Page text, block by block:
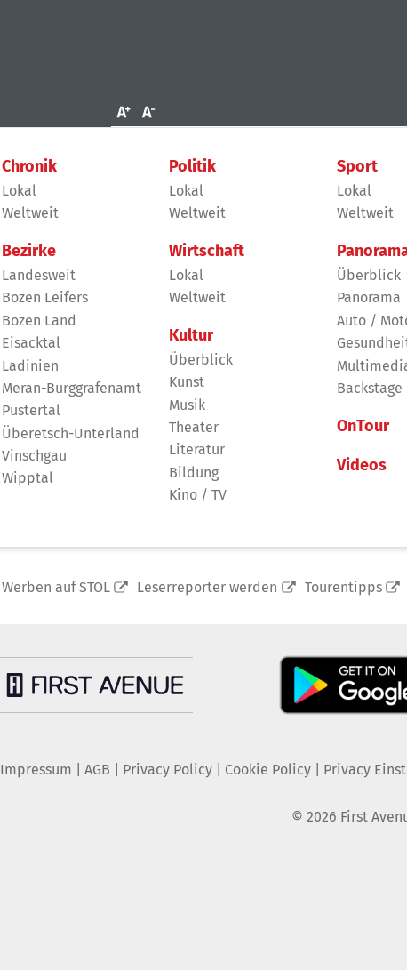
Chronik
Lokal
Weltweit
Bezirke
Landesweit
Bozen Leifers
Bozen Land
Eisacktal
Ladinien
Meran-Burggrafenamt
Pustertal
Überetsch-Unterland
Vinschgau
Wipptal
Politik
Lokal
Weltweit
Wirtschaft
Lokal
Weltweit
Kultur
Überblick
Kunst
Musik
Theater
Literatur
Bildung
Kino / TV
Sport
Lokal
Weltweit
Überblick
Panorama
Auto /
Backstage
OnTour
Videos
Werben auf STOL Leserreporter werden Tourentipps
Impressum AGB Privacy Policy| Cookie Policy| Privacy
© 2026 First